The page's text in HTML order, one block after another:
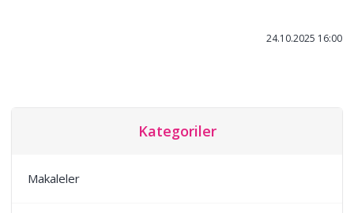
Kategoriler
Makaleler
24.10.2025 16:00